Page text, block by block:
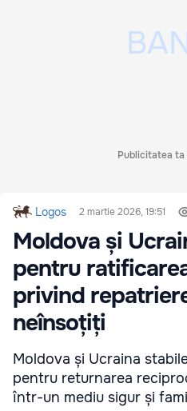
Publicitatea
Logos 2 martie 2026, 19:51
Moldova și
pentru
privind
neînsoțiți
Moldova și Ucraina
pentru returnarea
într-un mediu sigur și